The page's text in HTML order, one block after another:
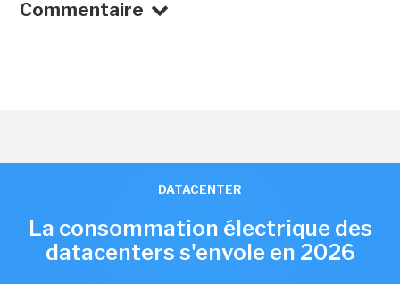
Commentaire
DATACENTER
La consommation électrique des
datacenters s'envole en 2026